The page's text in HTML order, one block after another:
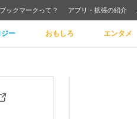
ックマークって？ アプリ・拡張の紹介
ー おもしろ エンタメ